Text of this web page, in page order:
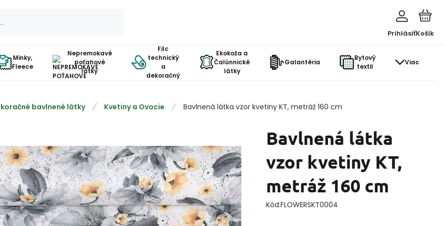
PrihlásiťKošík
Minky,
Fleece
Nepremokavé
poťahové
látky
Filc
technický
a
dekoračný
Ekokoža a
Čalúnnické
látky
Galantéria
Bytový
textil
Viac
bavlnené látky Kvetiny a Ovocie Bavlnená látka vzor kvetiny KT, metráž 160 cm
Bavlnená látka
vzor kvetiny KT,
metráž 160 cm
Kód:FLOWERSKT0004